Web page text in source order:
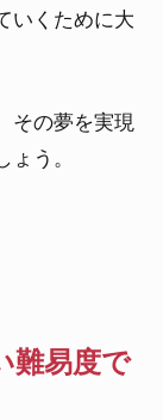
いくために大
その夢を実現
う。
難易度で